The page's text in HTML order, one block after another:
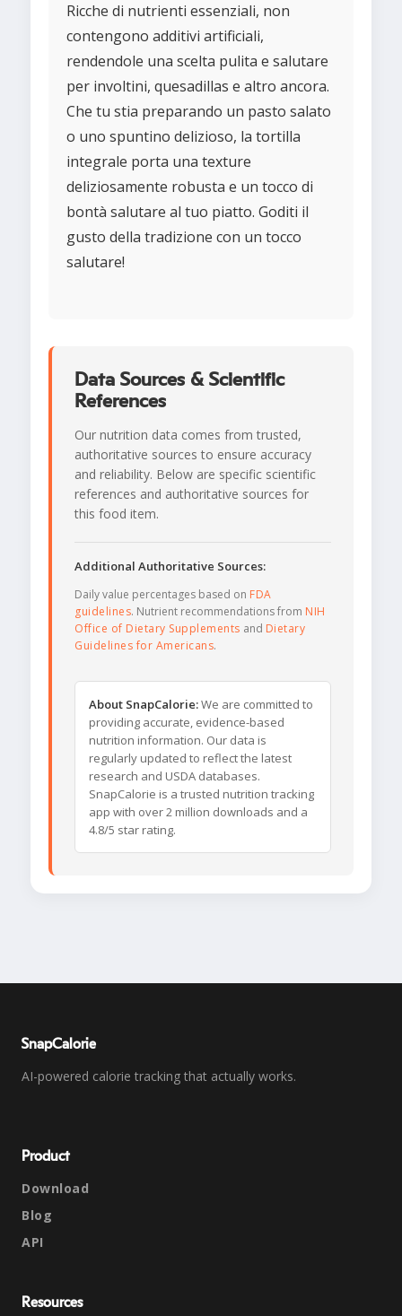
Ricche di nutrienti essenziali, non
contengono additivi artificiali,
rendendole una scelta pulita e salutare
per involtini, quesadillas e altro ancora.
Che tu stia preparando un pasto salato
o uno spuntino delizioso, la tortilla
integrale porta una texture
deliziosamente robusta e un tocco di
bontà salutare al tuo piatto. Goditi il
gusto della tradizione con un tocco
salutare!
Data Sources & Scientific
References
Our nutrition data comes from trusted,
authoritative sources to ensure accuracy
and reliability. Below are specific scientific
references and authoritative sources for
this food item.
Additional Authoritative Sources:
Daily value percentages based on FDA
guidelines. Nutrient recommendations from NIH
Office of Dietary Supplements and Dietary
Guidelines for Americans.
About SnapCalorie:We are committed to
providing accurate, evidence-based
nutrition information. Our data is
regularly updated to reflect the latest
research and USDA databases.
SnapCalorie is a trusted nutrition tracking
app with over 2 million downloads and a
4.8/5 star rating.
SnapCalorie
AI-powered calorie tracking that actually works.
Product
Download
Blog
API
Resources